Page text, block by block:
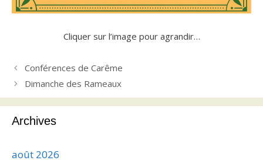
Cliquer sur l’image pour agrandir…
Conférences de Carême
Dimanche des Rameaux
Archives
août 2026